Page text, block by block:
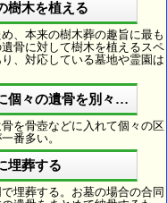
樹木を植える
、本来の樹木葬の趣旨に最も
骨に対して樹木を植えるスペ
、対応している墓地や霊園は
個々の遺骨を別々に埋葬
を骨壺などに入れて個々の区
番多い。
埋葬する
埋葬する。お墓の場合の合同